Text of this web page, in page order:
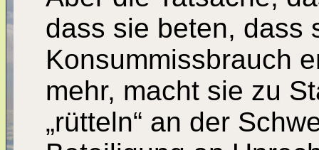
dass sie beten, dass
Konsummissbrauch
mehr, macht sie zu
„rütteln“ an der